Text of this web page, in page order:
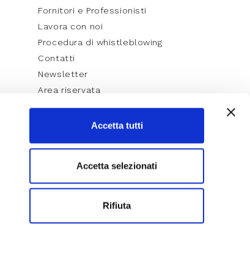
Accetta tutti
Accetta selezionati
Rifiuta
Fornitori e Professionisti
Lavora con noi
Procedura di whistleblowing
Contatti
Newsletter
Area riservata